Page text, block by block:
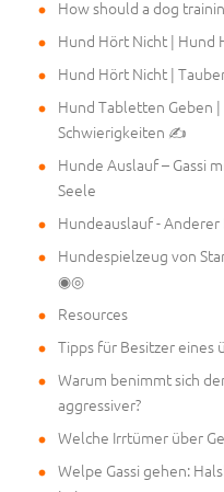
How should a dog
Hund Hört Nicht | Hund
Hund Hört Nicht |
Hund Tabletten Geben
Schwierigkeiten ✍
Hunde Auslauf – Gassi
Seele
Hundeauslauf -
Hundespielzeug von
◉◎
Resources
Tipps für Besitzer eines
Warum benimmt sich
aggressiver?
Welche Irrtümer über
Welpe Gassi gehen: